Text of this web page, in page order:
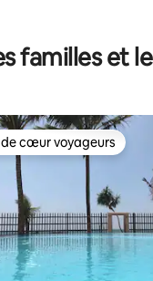
familles et
cœur voyageurs
cœur voyageurs